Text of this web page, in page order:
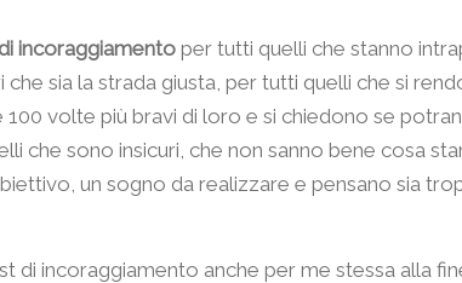
incoraggiamento per tutti quelli che stanno
che sia la strada giusta, per tutti quelli che si
volte più bravi di loro e si chiedono se
che sono insicuri, che non sanno bene cosa
un sogno da realizzare e pensano sia
di incoraggiamento anche per me stessa alla